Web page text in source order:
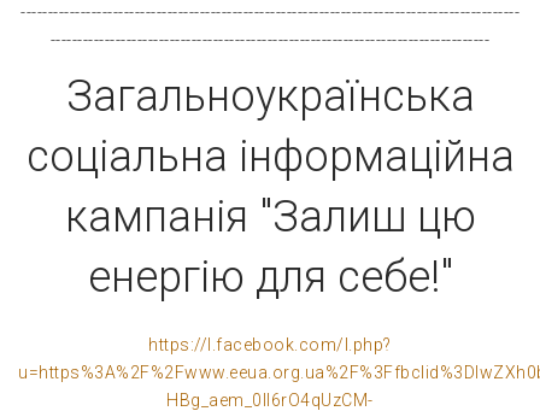
--------------------------------------------------------------------------------------------
---------------------------------------------------------------------------------
Загальноукраїнська
соціальна інформаційна
кампанія "Залиш цю
енергію для себе!"
https://l.facebook.com/l.php?
HBg_aem_0lI6rO4qUzCM-